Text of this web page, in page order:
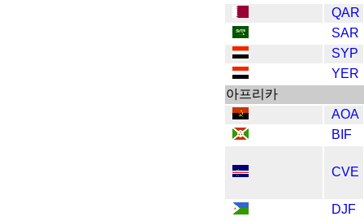
QAR
SAR
SYP
YER
아프리카
AOA
BIF
CVE
DJF